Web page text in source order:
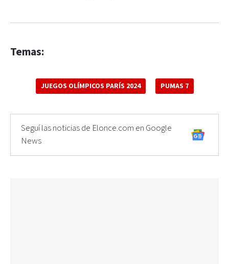
Temas:
JUEGOS OLÍMPICOS PARÍS 2024 PUMAS 7
Seguí las noticias de Elonce.com en Google
News